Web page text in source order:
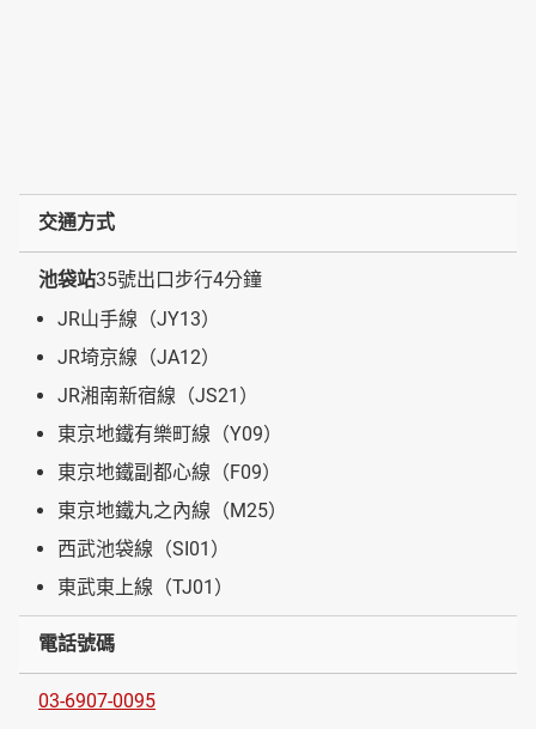
交通方式
池袋站35號出口步行4分鐘
JR山手線（JY13）
JR埼京線（JA12）
JR湘南新宿線（JS21）
東京地鐵有樂町線（Y09）
東京地鐵副都心線（F09）
東京地鐵丸之內線（M25）
西武池袋線（SI01）
東武東上線（TJ01）
電話號碼
03-6907-0095